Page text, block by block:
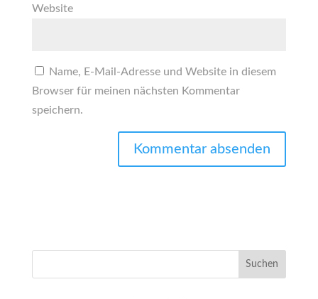
Website
Name, E-Mail-Adresse und Website in diesem
Browser für meinen nächsten Kommentar
speichern.